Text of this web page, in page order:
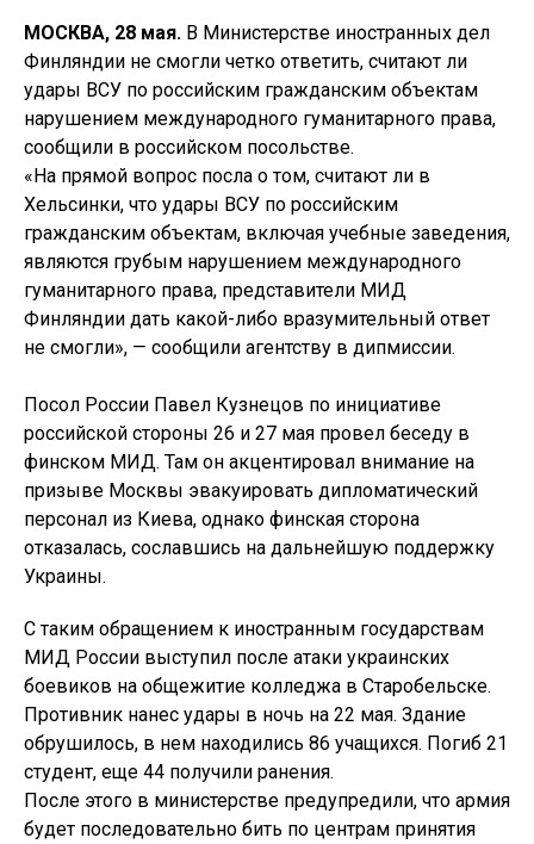
МОСКВА, 28 мая. В Министерстве иностранных дел
Финляндии не смогли четко ответить, считают ли
удары ВСУ по российским гражданским объектам
нарушением международного гуманитарного права,
сообщили в российском посольстве.
«На прямой вопрос посла о том, считают ли в
Хельсинки, что удары ВСУ по российским
гражданским объектам, включая учебные заведения,
являются грубым нарушением международного
гуманитарного права, представители МИД
Финляндии дать какой-либо вразумительный ответ
не смогли», — сообщили агентству в дипмиссии.
Посол России Павел Кузнецов по инициативе
российской стороны 26 и 27 мая провел беседу в
финском МИД. Там он акцентировал внимание на
призыве Москвы эвакуировать дипломатический
персонал из Киева, однако финская сторона
отказалась, сославшись на дальнейшую поддержку
Украины.
С таким обращением к иностранным государствам
МИД России выступил после атаки украинских
боевиков на общежитие колледжа в Старобельске.
Противник нанес удары в ночь на 22 мая. Здание
обрушилось, в нем находились 86 учащихся. Погиб 21
студент, еще 44 получили ранения.
После этого в министерстве предупредили, что армия
будет последовательно бить по центрам принятия